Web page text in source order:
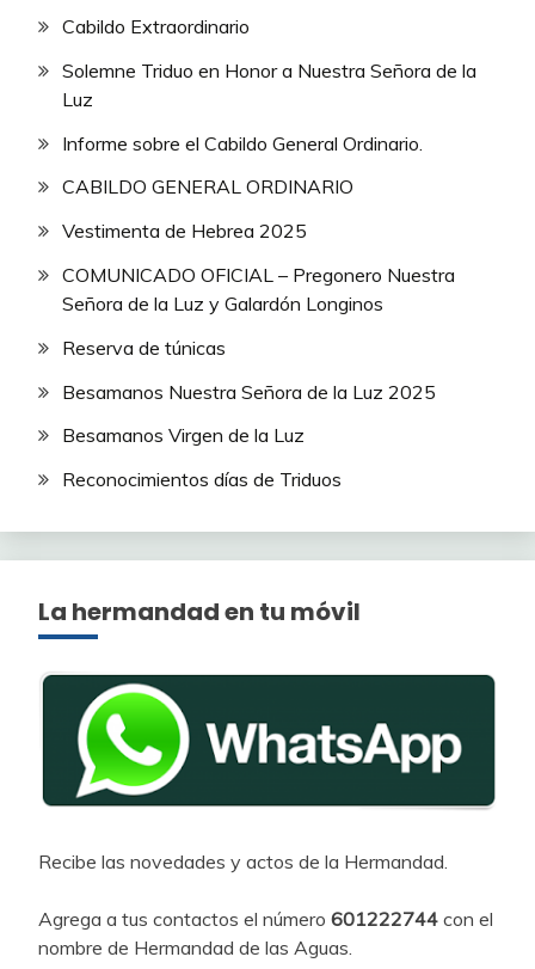
Cabildo Extraordinario
Solemne Triduo en Honor a Nuestra Señora de la
Luz
Informe sobre el Cabildo General Ordinario.
CABILDO GENERAL ORDINARIO
Vestimenta de Hebrea 2025
COMUNICADO OFICIAL – Pregonero Nuestra
Señora de la Luz y Galardón Longinos
Reserva de túnicas
Besamanos Nuestra Señora de la Luz 2025
Besamanos Virgen de la Luz
Reconocimientos días de Triduos
La hermandad en tu móvil
Recibe las novedades y actos de la Hermandad.
Agrega a tus contactos el número 601222744 con el
nombre de Hermandad de las Aguas.